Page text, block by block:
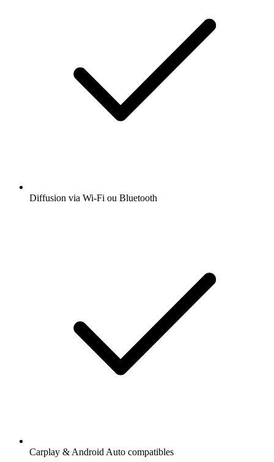
Diffusion via Wi-Fi ou Bluetooth
Carplay & Android Auto compatibles